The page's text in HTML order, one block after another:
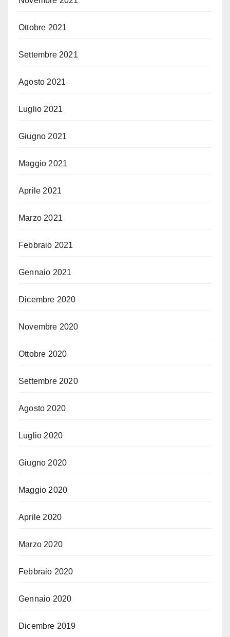
Ottobre 2021
Settembre 2021
Agosto 2021
Luglio 2021
Giugno 2021
Maggio 2021
Aprile 2021
Marzo 2021
Febbraio 2021
Gennaio 2021
Dicembre 2020
Novembre 2020
Ottobre 2020
Settembre 2020
Agosto 2020
Luglio 2020
Giugno 2020
Maggio 2020
Aprile 2020
Marzo 2020
Febbraio 2020
Gennaio 2020
Dicembre 2019